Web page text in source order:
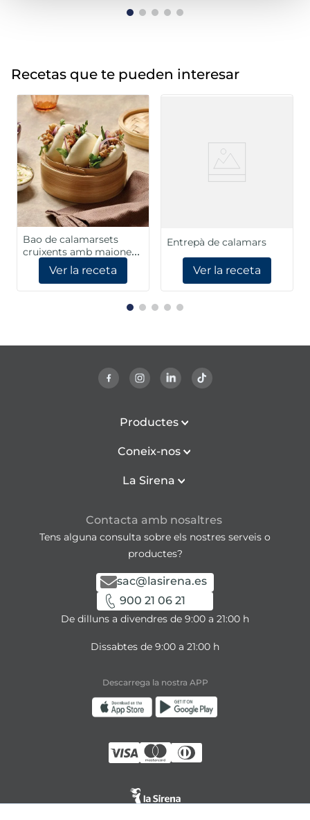
Recetas que te pueden interesar
Bao de calamarsets
cruixents amb maionesa
de cítricsVer la receta
Entrepà de calamars
Ver la receta
Productes
Coneix-nos
La Sirena
Contacta amb nosaltres
Tens alguna consulta sobre els nostres serveis o
productes?
sac@lasirena.es
900 21 06 21
De dilluns a divendres de 9:00 a 21:00 h
Dissabtes de 9:00 a 21:00 h
Descarrega la nostra APP